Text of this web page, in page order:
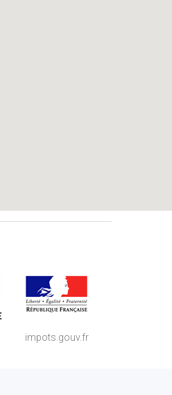
impots.gouv.fr